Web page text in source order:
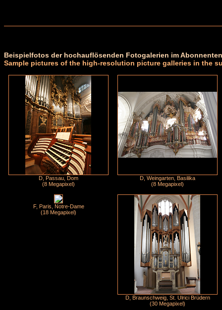
Beispielfotos der hochauflösenden Fotogalerien im
Sample pictures of the high-resolution picture galleries in the
D, Passau, Dom
(8 Megapixel)
D, Weingarten, Basilika
(8 Megapixel)
F, Paris, Notre-Dame
(18 Megapixel)
D, Braunschweig, St. Ulrici Brüdern
(30 Megapixel)